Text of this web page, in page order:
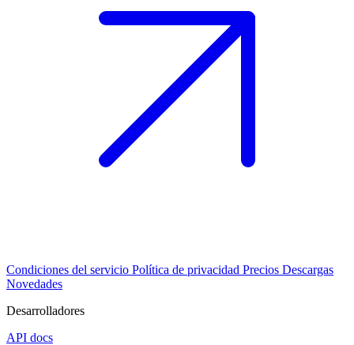
Condiciones del servicio Política de privacidad Precios Descargas
Novedades
Desarrolladores
API docs